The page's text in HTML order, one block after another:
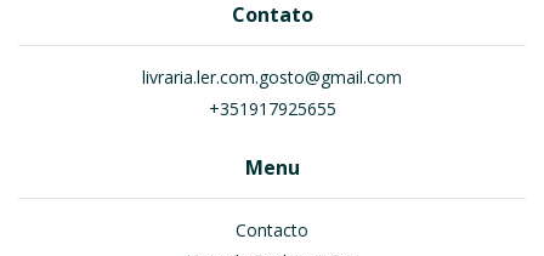
Contato
livraria.ler.com.gosto@gmail.com
+351917925655
Menu
Contacto